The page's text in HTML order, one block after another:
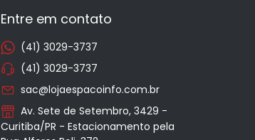
Entre em contato
(41) 3029-3737
(41) 3029-3737
sac@lojaespacoinfo.com.br
Av. Sete de Setembro, 3429 -
Curitiba/PR - Estacionamento pela